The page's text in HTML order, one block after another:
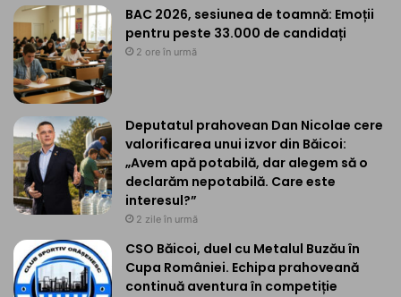
BAC 2026, sesiunea de toamnă: Emoții
pentru peste 33.000 de candidați
2 ore în urmă
Deputatul prahovean Dan Nicolae cere
valorificarea unui izvor din Băicoi:
„Avem apă potabilă, dar alegem să o
declarăm nepotabilă. Care este
interesul?”
2 zile în urmă
CSO Băicoi, duel cu Metalul Buzău în
Cupa României. Echipa prahoveană
continuă aventura în competiție